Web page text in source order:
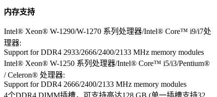
内存支持
Intel® Xeon® W-1290/W-1270 系列处理器/Intel® Core™ i9/i7处
理器:
Support for DDR4 2933/2666/2400/2133 MHz memory modules
Intel® Xeon® W-1250 系列处理器/Intel® Core™ i5/i3/Pentium®
/ Celeron® 处理器:
Support for DDR4 2666/2400/2133 MHz memory modules